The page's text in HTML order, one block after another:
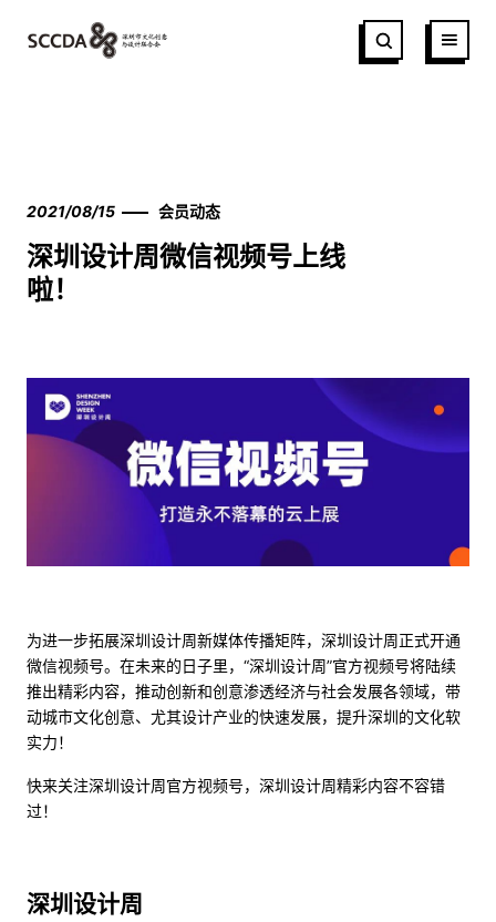
2021/08/15 会员动态
深圳设计周微信视频号上线
啦！
为进一步拓展深圳设计周新媒体传播矩阵，深圳设计周正式开通
微信视频号。在未来的日子里，“深圳设计周”官方视频号将陆续
推出精彩内容，推动创新和创意渗透经济与社会发展各领域，带
动城市文化创意、尤其设计产业的快速发展，提升深圳的文化软
实力！
快来关注深圳设计周官方视频号，深圳设计周精彩内容不容错
过！
深圳设计周